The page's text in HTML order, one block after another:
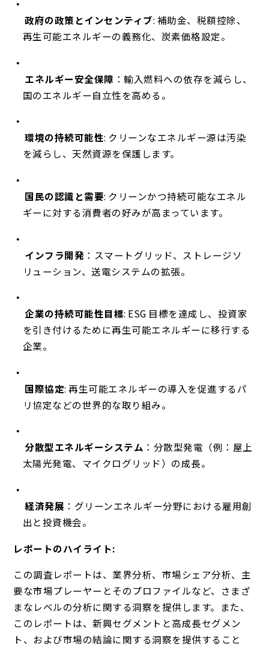
政府の政策とインセンティブ: 補助金、税額控除、
再生可能エネルギーの義務化、炭素価格設定。
エネルギー安全保障 ：輸入燃料への依存を減らし、
国のエネルギー自立性を高める。
環境の持続可能性: クリーンなエネルギー源は汚染
を減らし、天然資源を保護します。
国民の認識と需要: クリーンかつ持続可能なエネル
ギーに対する消費者の好みが高まっています。
インフラ開発 ：スマートグリッド、ストレージソ
リューション、送電システムの拡張。
企業の持続可能性目標: ESG 目標を達成し、投資家
を引き付けるために再生可能エネルギーに移行する
企業。
国際協定: 再生可能エネルギーの導入を促進するパ
リ協定などの世界的な取り組み。
分散型エネルギーシステム ：分散型発電（例：屋上
太陽光発電、マイクログリッド）の成長。
経済発展 ：グリーンエネルギー分野における雇用創
出と投資機会。
レポートのハイライト:
この調査レポートは、業界分析、市場シェア分析、主
要な市場プレーヤーとそのプロファイルなど、さまざ
まなレベルの分析に関する洞察を提供します。また、
このレポートは、新興セグメントと高成長セグメン
ト、および市場の結論に関する洞察を提供すること